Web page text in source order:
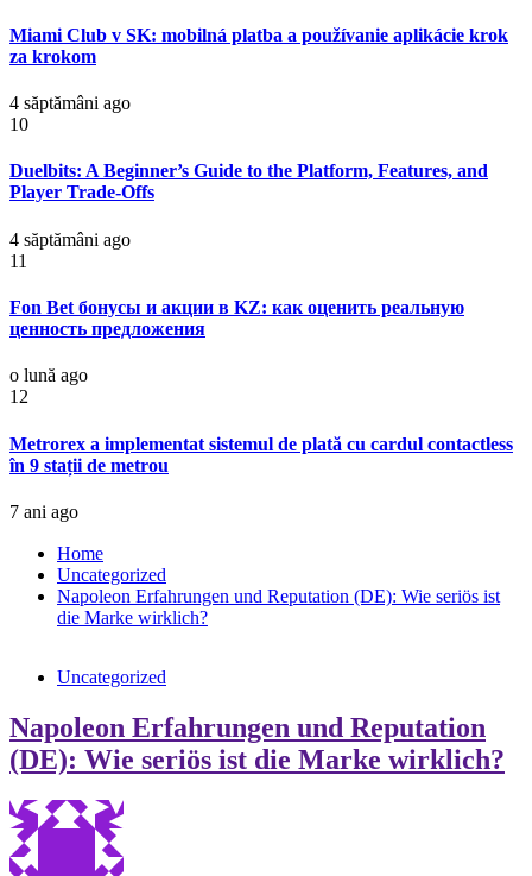
Miami Club v SK: mobilná platba a používanie aplikácie krok
za krokom
4 săptămâni ago
10
Duelbits: A Beginner’s Guide to the Platform, Features, and
Player Trade-Offs
4 săptămâni ago
11
Fon Bet бонусы и акции в KZ: как оценить реальную
ценность предложения
o lună ago
12
Metrorex a implementat sistemul de plată cu cardul contactless
în 9 stații de metrou
7 ani ago
Home
Uncategorized
Napoleon Erfahrungen und Reputation (DE): Wie seriös ist
die Marke wirklich?
Uncategorized
Napoleon Erfahrungen und Reputation
(DE): Wie seriös ist die Marke wirklich?